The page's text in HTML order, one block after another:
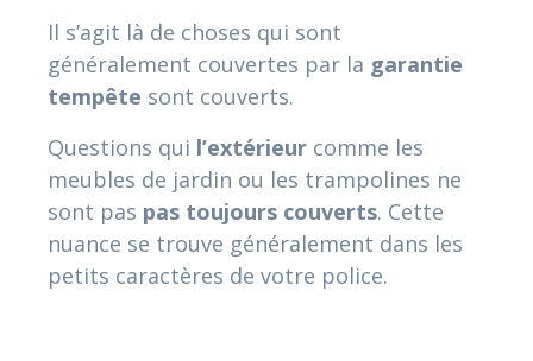
Il s’agit là de choses qui sont
généralement couvertes par la garantie
tempête sont couverts.
Questions qui l’extérieur comme les
meubles de jardin ou les trampolines ne
sont pas pas toujours couverts. Cette
nuance se trouve généralement dans les
petits caractères de votre police.